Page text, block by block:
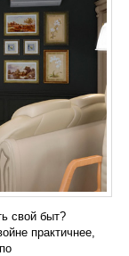
свой быт?
практичнее,